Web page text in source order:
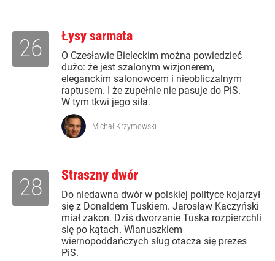
Łysy sarmata
O Czesławie Bieleckim można powiedzieć
dużo: że jest szalonym wizjonerem,
eleganckim salonowcem i nieobliczalnym
raptusem. I że zupełnie nie pasuje do PiS.
W tym tkwi jego siła.
26
Michał Krzymowski
Straszny dwór
Do niedawna dwór w polskiej polityce kojarzył
się z Donaldem Tuskiem. Jarosław Kaczyński
miał zakon. Dziś dworzanie Tuska rozpierzchli
się po kątach. Wianuszkiem
wiernopoddańczych sług otacza się prezes
PiS.
28